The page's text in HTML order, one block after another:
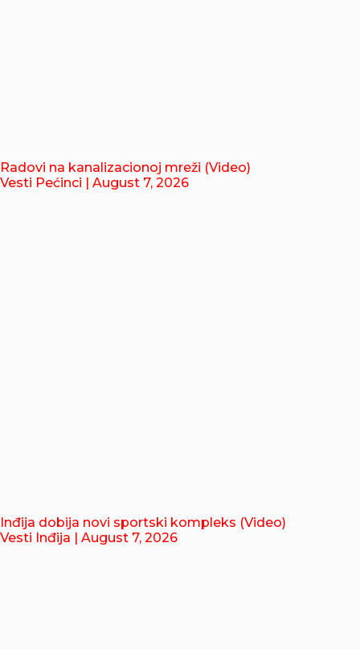
Radovi na kanalizacionoj mreži (Video)
Vesti Pećinci | August 7, 2026
Inđija dobija novi sportski kompleks (Video)
Vesti Inđija | August 7, 2026